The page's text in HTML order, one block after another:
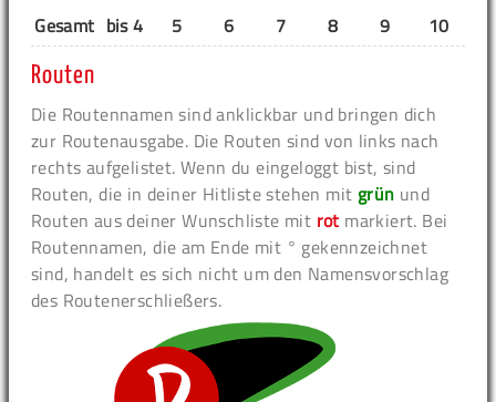
Gesamt bis 4 5 6 7 8 9 10
Routen
Die Routennamen sind anklickbar und bringen dich
zur Routenausgabe. Die Routen sind von links nach
rechts aufgelistet. Wenn du eingeloggt bist, sind
Routen, die in deiner Hitliste stehen mit grün und
Routen aus deiner Wunschliste mit rot markiert. Bei
Routennamen, die am Ende mit ° gekennzeichnet
sind, handelt es sich nicht um den Namensvorschlag
des Routenerschließers.